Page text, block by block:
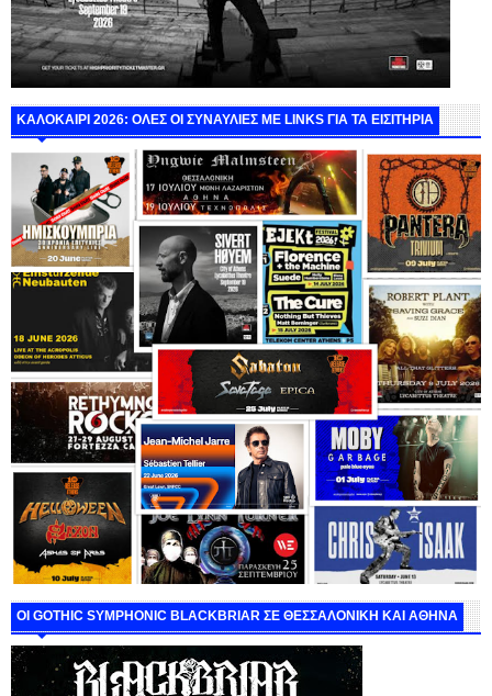
ΚΑΛΟΚΑΙΡΙ 2026: ΟΛΕΣ ΟΙ ΣΥΝΑΥΛΙΕΣ ΜΕ LINKS ΓΙΑ ΤΑ ΕΙΣΙΤΗΡΙΑ
ΟΙ GOTHIC SYMPHONIC BLACKBRIAR ΣΕ ΘΕΣΣΑΛΟΝΙΚΗ ΚΑΙ ΑΘΗΝΑ